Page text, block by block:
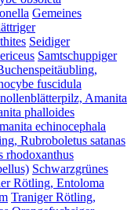
Gemeines
Seidiger
Samtschuppiger
fuscidula
Amanita
phalloides
echinocephala
Rubroboletus satanas
rhodoxanthus
Schwarzgrünes
Rötling, Entoloma
Traniger Rötling,